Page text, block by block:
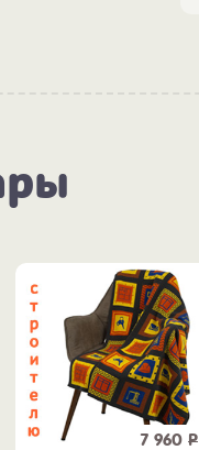
7 960 Р